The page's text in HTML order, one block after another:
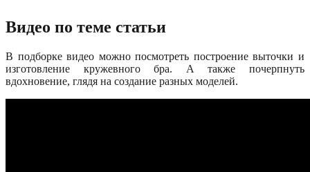
Видео по теме статьи
В подборке видео можно посмотреть построение выточки и
изготовление кружевного бра. А также почерпнуть
вдохновение, глядя на создание разных моделей.